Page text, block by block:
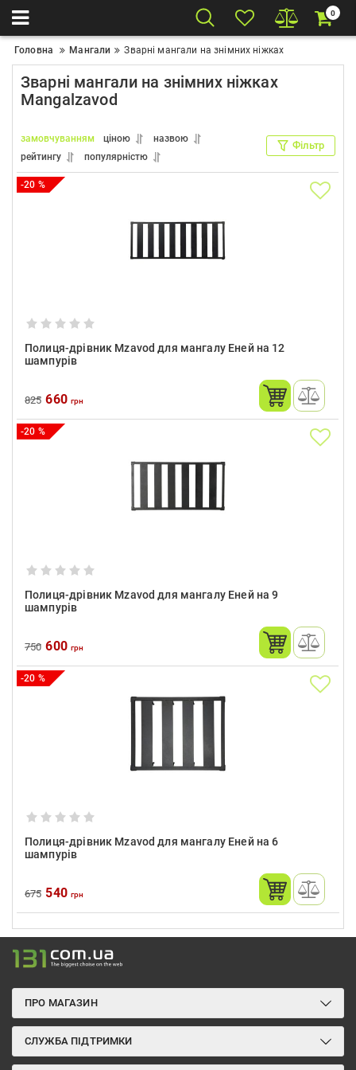
0
Головна Мангали Зварні мангали на знімних ніжках
Зварні мангали на знімних ніжках
Mangalzavod
замовчуванням ціною
назвою
рейтингу
популярністю
Фільтр
-20 %
Полиця-дрівник Mzavod для мангалу Еней на 12
шампурів
825 660грн
-20 %
Полиця-дрівник Mzavod для мангалу Еней на 9
шампурів
750 600грн
-20 %
Полиця-дрівник Mzavod для мангалу Еней на 6
шампурів
675 540грн
ПРО МАГАЗИН
СЛУЖБА ПІДТРИМКИ